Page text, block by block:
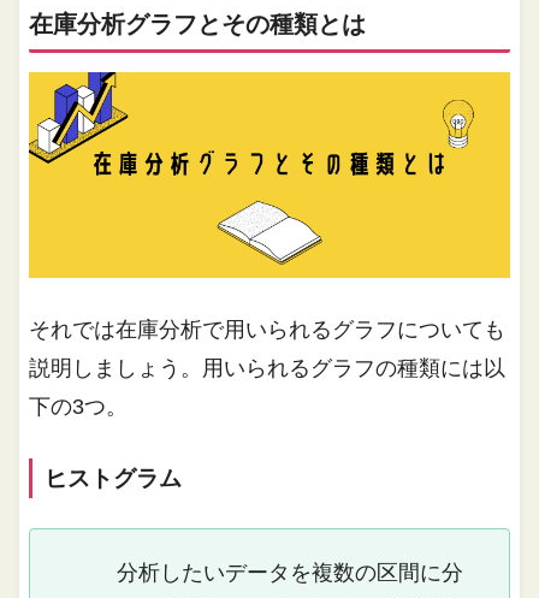
在庫分析グラフとその種類とは
それでは在庫分析で用いられるグラフについても
説明しましょう。用いられるグラフの種類には以
下の3つ。
ヒストグラム
分析したいデータを複数の区間に分